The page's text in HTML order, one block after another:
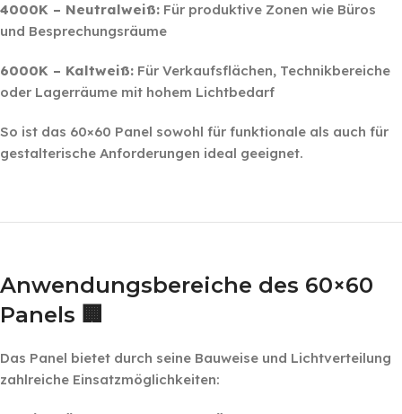
4000K – Neutralweiß: Für produktive Zonen wie Büros
und Besprechungsräume
6000K – Kaltweiß: Für Verkaufsflächen, Technikbereiche
oder Lagerräume mit hohem Lichtbedarf
So ist das 60×60 Panel sowohl für funktionale als auch für
gestalterische Anforderungen ideal geeignet.
Anwendungsbereiche des 60×60
Panels 🏢
Das Panel bietet durch seine Bauweise und Lichtverteilung
zahlreiche Einsatzmöglichkeiten: